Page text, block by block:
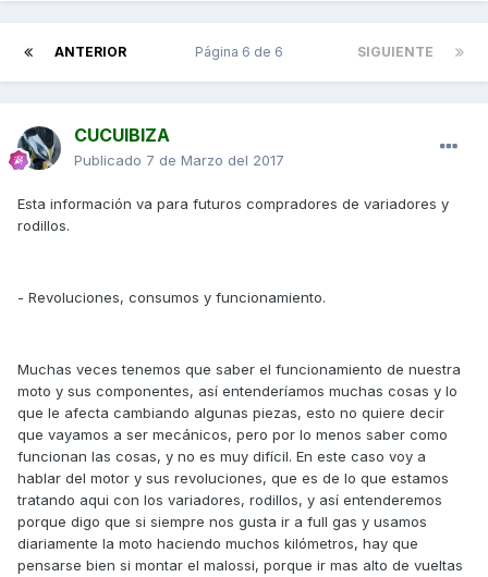
ANTERIOR SIGUIENTE
Página 6 de 6
CUCUIBIZA
Publicado 7 de Marzo del 2017
Esta información va para futuros compradores de variadores y
rodillos.
- Revoluciones, consumos y funcionamiento.
Muchas veces tenemos que saber el funcionamiento de nuestra
moto y sus componentes, así entenderíamos muchas cosas y lo
que le afecta cambiando algunas piezas, esto no quiere decir
que vayamos a ser mecánicos, pero por lo menos saber como
funcionan las cosas, y no es muy difícil. En este caso voy a
hablar del motor y sus revoluciones, que es de lo que estamos
tratando aqui con los variadores, rodillos, y así entenderemos
porque digo que si siempre nos gusta ir a full gas y usamos
diariamente la moto haciendo muchos kilómetros, hay que
pensarse bien si montar el malossi, porque ir mas alto de vueltas